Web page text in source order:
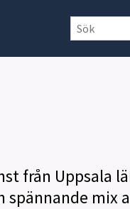
från Uppsala
mix